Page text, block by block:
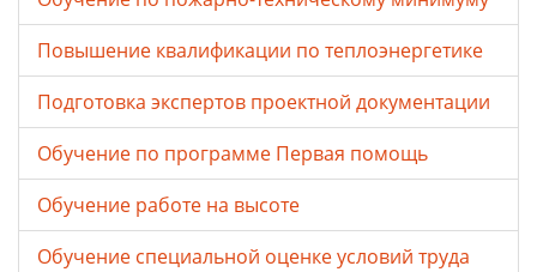
Повышение квалификации по теплоэнергетике
Подготовка экспертов проектной документации
Обучение по программе Первая помощь
Обучение работе на высоте
Обучение специальной оценке условий труда